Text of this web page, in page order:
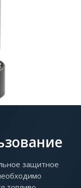
защитное